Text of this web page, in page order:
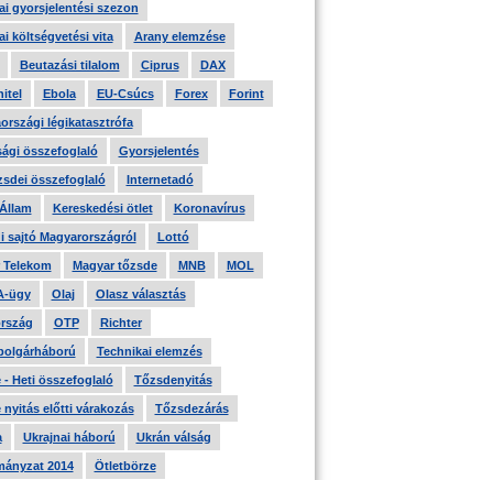
gyorsjelentési szezon
költségvetési vita Arany elemzése
Beutazási tilalom Ciprus DAX
Ebola EU-Csúcs Forex Forint
légikatasztrófa
összefoglaló Gyorsjelentés
összefoglaló Internetadó
Kereskedési ötlet Koronavírus
sajtó Magyarországról Lottó
Telekom Magyar tőzsde MNB MOL
ügy Olaj Olasz választás
OTP Richter
Technikai elemzés
- Heti összefoglaló Tőzsdenyitás
nyitás előtti várakozás Tőzsdezárás
Ukrajnai háború Ukrán válság
2014 Ötletbörze